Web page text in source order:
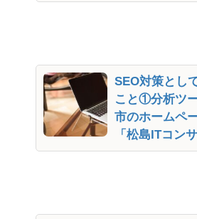
SEO対策とし
こと①分析ツ
市のホームペ
「松島ITコン